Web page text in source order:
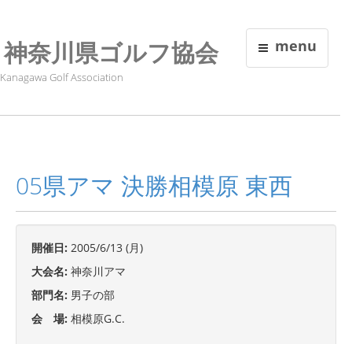
menu
神奈川県ゴルフ協会
Kanagawa Golf Association
05県アマ 決勝相模原 東西
開催日: 2005/6/13 (月)
大会名: 神奈川アマ
部門名: 男子の部
会 場: 相模原G.C.